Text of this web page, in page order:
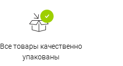
Все товары качественно
упакованы